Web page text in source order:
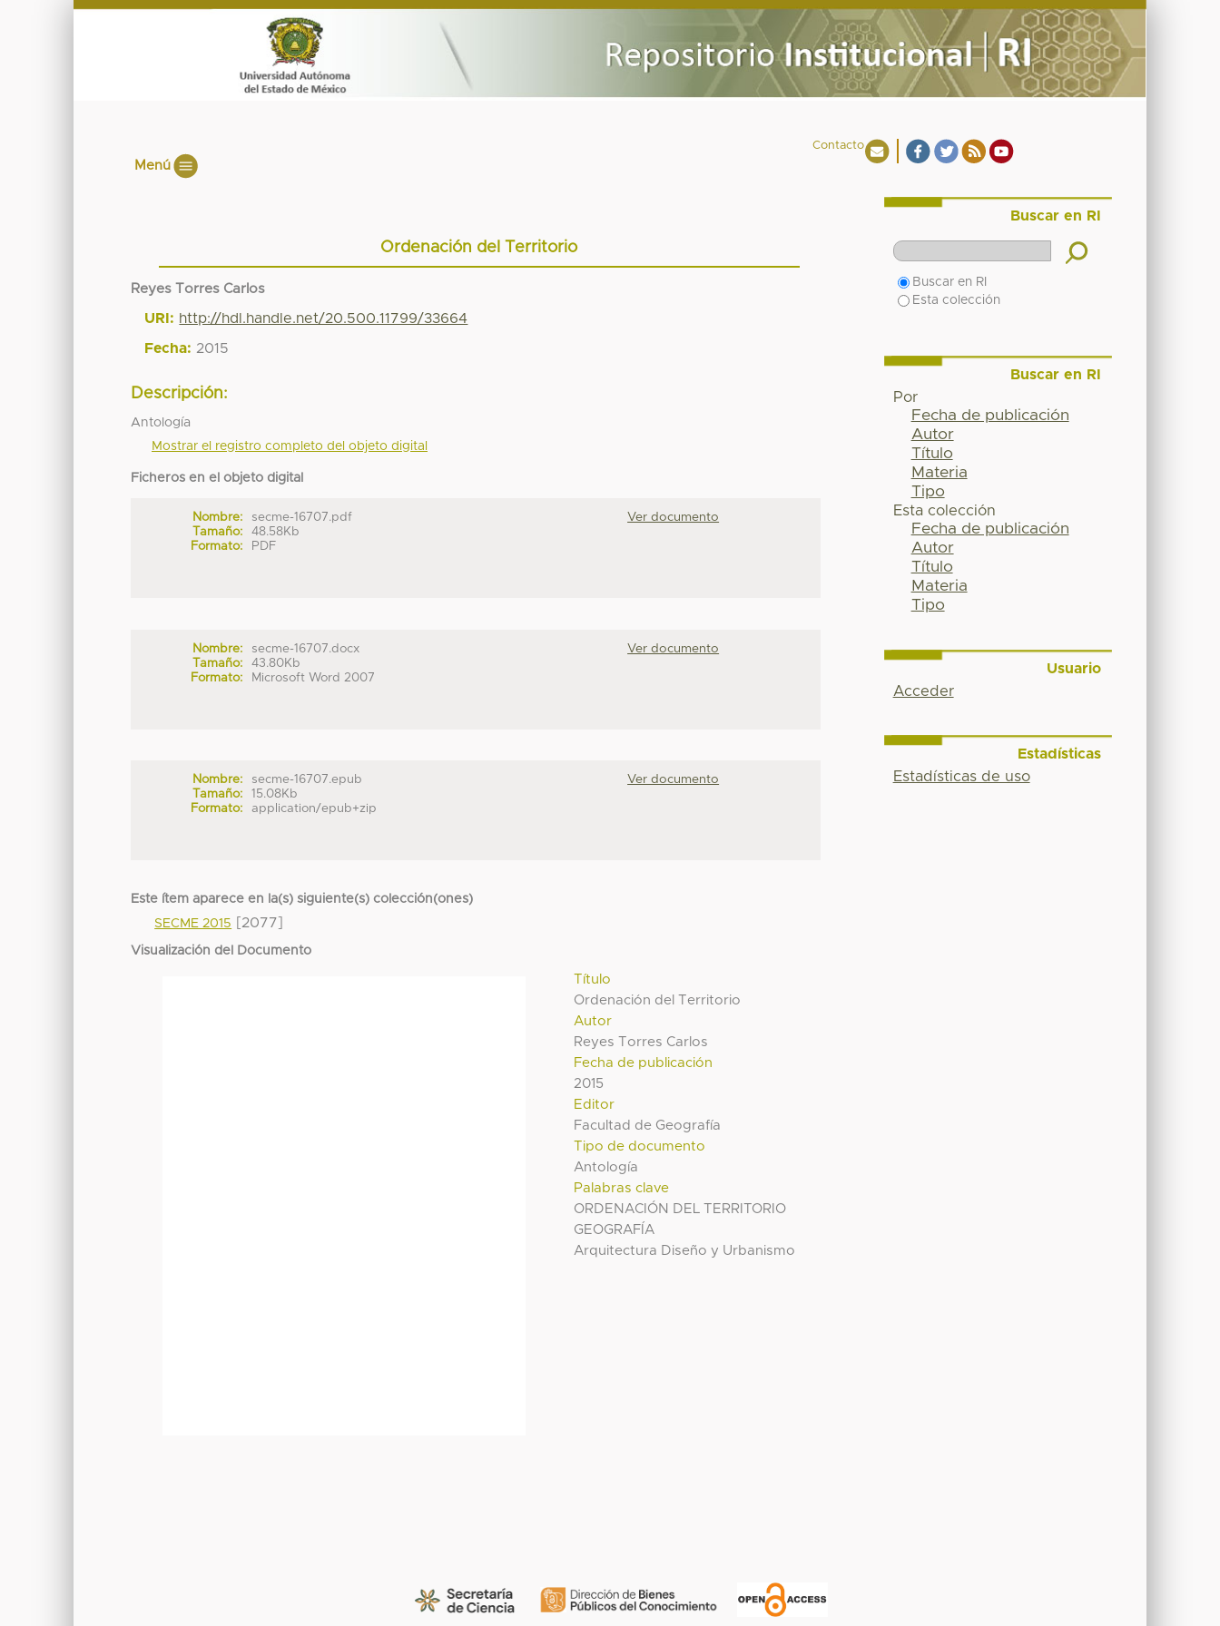
Contacto
Menú
Ordenación del Territorio
Reyes Torres Carlos
URI: http://hdl.handle.net/20.500.11799/33664
Fecha: 2015
Descripción:
Antología
Mostrar el registro completo del objeto digital
Ficheros en el objeto digital
Nombre:
secme-16707.pdf
Tamaño:
48.58Kb
Formato:
PDF
Ver documento
Nombre:
secme-16707.docx
Tamaño:
43.80Kb
Formato:
Microsoft Word 2007
Ver documento
Nombre:
secme-16707.epub
Tamaño:
15.08Kb
Formato:
application/epub+zip
Ver documento
Este ítem aparece en la(s) siguiente(s) colección(ones)
SECME 2015
[2077]
Visualización del Documento
Título
Ordenación del Territorio
Autor
Reyes Torres Carlos
Fecha de publicación
2015
Editor
Facultad de Geografía
Tipo de documento
Antología
Palabras clave
ORDENACIÓN DEL TERRITORIO
GEOGRAFÍA
Arquitectura Diseño y Urbanismo
Buscar en RI
Buscar en RI
Esta colección
Buscar en RI
Por
Fecha de publicación
Autor
Título
Materia
Tipo
Esta colección
Fecha de publicación
Autor
Título
Materia
Tipo
Usuario
Acceder
Estadísticas
Estadísticas de uso